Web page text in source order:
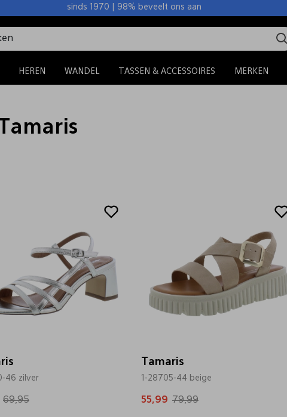
sinds 1970 | 98% beveelt ons aan
HEREN WANDEL TASSEN & ACCESSOIRES MERKEN
46 zilver
69,95
Tamaris
1-28705-44 beige
55,99 79,99